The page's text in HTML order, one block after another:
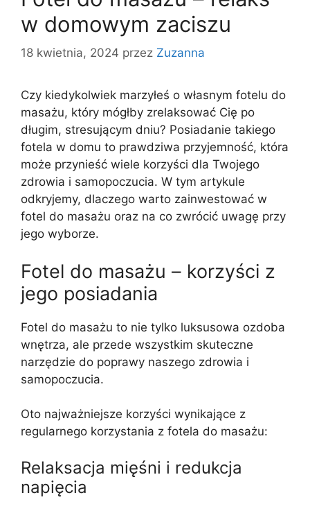
w domowym zaciszu
18 kwietnia, 2024 przez Zuzanna
Czy kiedykolwiek marzyłeś o własnym fotelu do
masażu, który mógłby zrelaksować Cię po
długim, stresującym dniu? Posiadanie takiego
fotela w domu to prawdziwa przyjemność, która
może przynieść wiele korzyści dla Twojego
zdrowia i samopoczucia. W tym artykule
odkryjemy, dlaczego warto zainwestować w
fotel do masażu oraz na co zwrócić uwagę przy
jego wyborze.
Fotel do masażu – korzyści z
jego posiadania
Fotel do masażu to nie tylko luksusowa ozdoba
wnętrza, ale przede wszystkim skuteczne
narzędzie do poprawy naszego zdrowia i
samopoczucia.
Oto najważniejsze korzyści wynikające z
regularnego korzystania z fotela do masażu:
Relaksacja mięśni i redukcja
napięcia